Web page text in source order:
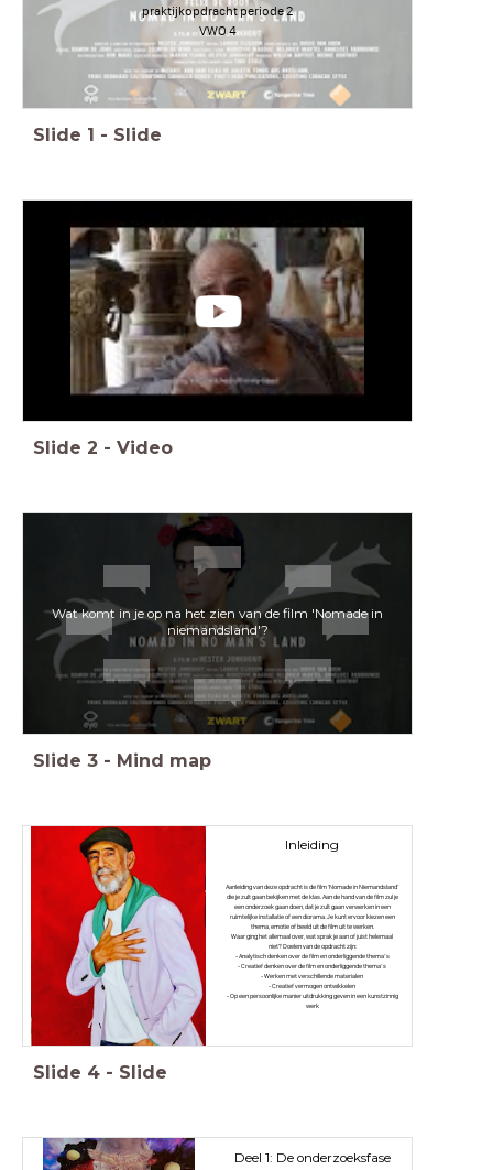
praktijkopdracht periode 2
VWO 4
Slide 1 - Slide
Slide 2 - Video
Wat komt in je op na het zien van de film 'Nomade in
niemandsland'?
Slide 3 - Mind map
Inleiding
Aanleiding van deze opdracht is de film ‘Nomade in Niemandsland’
die je zult gaan bekijken met de klas. Aan de hand van de film zul je
een onderzoek gaan doen, dat je zult gaan verwerken in een
ruimtelijke installatie of een diorama. Je kunt ervoor kiezen een
thema, emotie of beeld uit de film uit te werken.
Waar ging het allemaal over, wat sprak je aan of juist helemaal
niet? Doelen van de opdracht zijn:
- Analytisch denken over de film en onderliggende thema’s
- Creatief denken over de film en onderliggende thema’s
- Werken met verschillende materialen
- Creatief vermogen ontwikkelen
- Op een persoonlijke manier uitdrukking geven in een kunstzinnig
werk
Slide 4 - Slide
Deel 1: De onderzoeksfase